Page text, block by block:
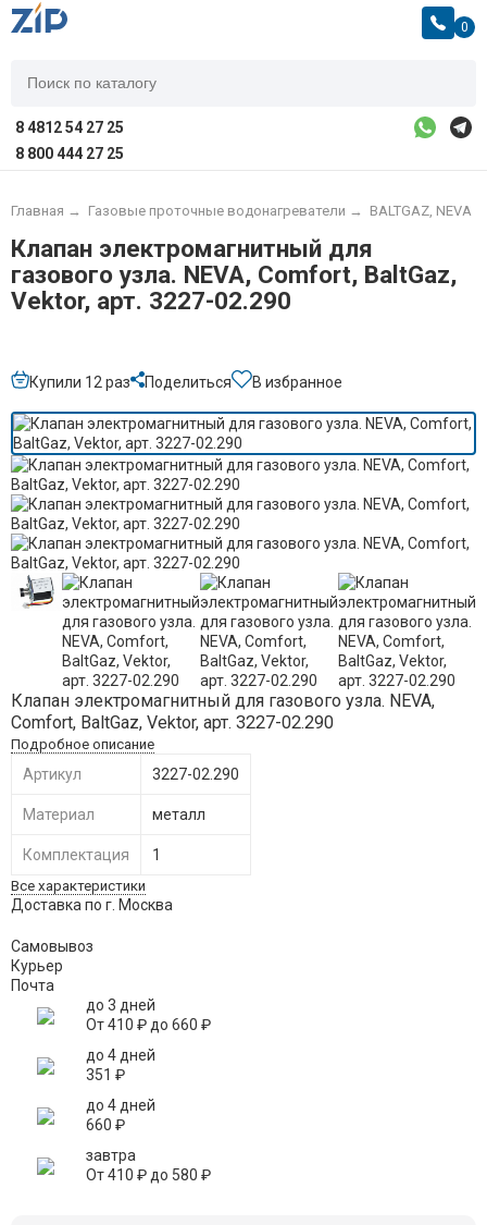
0
8 4812 54 27 25
8 800 444 27 25
Главная → Газовые проточные водонагреватели → BALTGAZ, NEVA
Клапан электромагнитный для
газового узла. NEVA, Comfort, BaltGaz,
Vektor, арт. 3227-02.290
Купили 12 раз Поделиться В избранное
Клапан электромагнитный для газового узла. NEVA,
Comfort, BaltGaz, Vektor, арт. 3227-02.290
Подробное описание
Артикул 3227-02.290
Материал металл
Комплектация 1
Все характеристики
Доставка по г. Москва
Самовывоз
Курьер
Почта
до 3 дней
От 410 ₽ до 660 ₽
до 4 дней
351 ₽
до 4 дней
660 ₽
завтра
От 410 ₽ до 580 ₽